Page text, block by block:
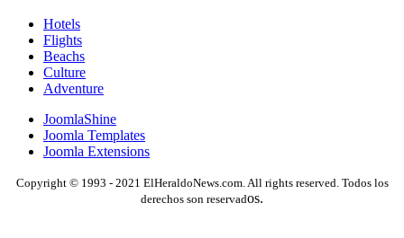
Hotels
Flights
Beachs
Culture
Adventure
JoomlaShine
Joomla Templates
Joomla Extensions
Copyright © 1993 - 2021 ElHeraldoNews.com. All rights reserved. Todos los
derechos son reservados.